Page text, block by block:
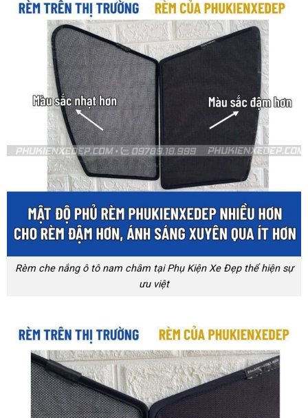
Rèm che nắng ô tô nam châm tại Phụ Kiện Xe Đẹp thể hiện sự
ưu việt